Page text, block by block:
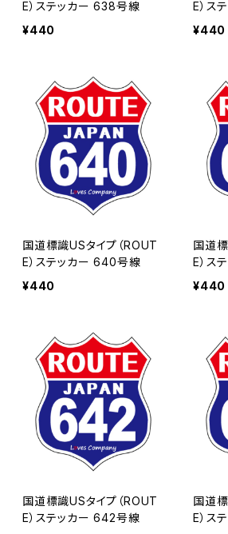
E）ステッカー 638号線
¥440
E）ス
¥440
国道標識USタイプ（ROUT
E）ステッカー 640号線
¥440
国道
E）ス
¥440
国道標識USタイプ（ROUT
E）ステッカー 642号線
国道
E）ス